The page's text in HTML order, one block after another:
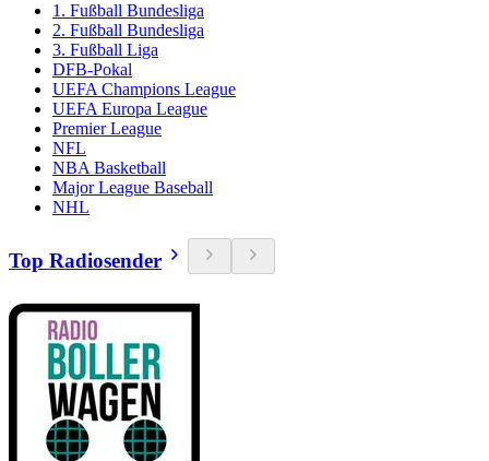
1. Fußball Bundesliga
2. Fußball Bundesliga
3. Fußball Liga
DFB-Pokal
UEFA Champions League
UEFA Europa League
Premier League
NFL
NBA Basketball
Major League Baseball
NHL
Top Radiosender